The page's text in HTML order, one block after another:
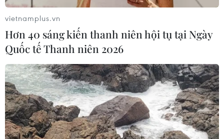
Xem thêm
CƠ QUAN CHỦ QUẢN: THÔNG TẤN XÃ VIỆT NAM
Tổng Biên tập: TRẦN TIẾN DUẨN
Phó Tổng Biên tập: NGUYỄN THỊ TÁM, KHÚC THANH
THỦY
vietnamplus.vn
Hơn 40 sáng kiến thanh niên hội tụ tại Ngày
Quốc tế Thanh niên 2026